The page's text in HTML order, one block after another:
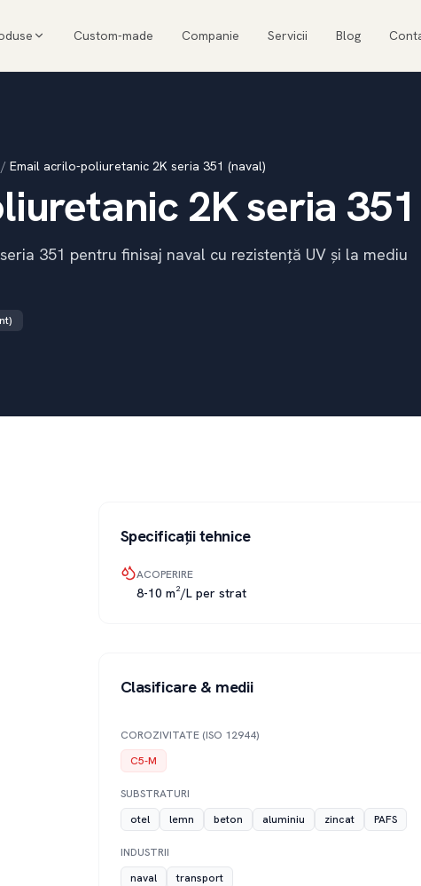
Custom-made Companie Servicii Blog
/ Email acrilo-poliuretanic 2K seria 351 (naval)
2K seria
351 pentru finisaj naval cu rezistență UV și la mediu
Specificații tehnice
ACOPERIRE
8-10 m²/L per strat
Clasificare & medii
COROZIVITATE (ISO 12944)
C5-M
SUBSTRATURI
otel
lemn beton aluminiu zincat PAFS
INDUSTRII
naval
transport